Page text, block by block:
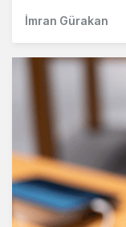
İmran Gürakan